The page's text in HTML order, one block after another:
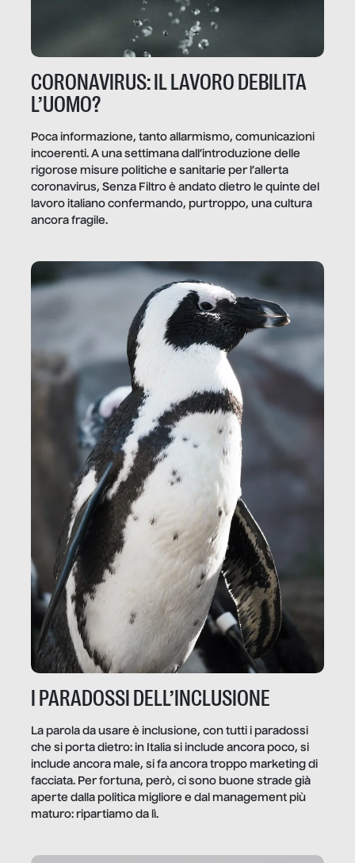
CORONAVIRUS: IL LAVORO DEBILITA
L’UOMO?
Poca informazione, tanto allarmismo, comunicazioni
incoerenti. A una settimana dall’introduzione delle
rigorose misure politiche e sanitarie per l’allerta
coronavirus, Senza Filtro è andato dietro le quinte del
lavoro italiano confermando, purtroppo, una cultura
ancora fragile.
I PARADOSSI DELL’INCLUSIONE
La parola da usare è inclusione, con tutti i paradossi
che si porta dietro: in Italia si include ancora poco, si
include ancora male, si fa ancora troppo marketing di
facciata. Per fortuna, però, ci sono buone strade già
aperte dalla politica migliore e dal management più
maturo: ripartiamo da lì.